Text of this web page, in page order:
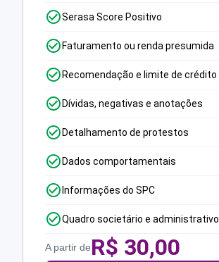
Serasa Score Positivo
Faturamento ou renda presumida
Recomendação e limite de crédito
Dívidas, negativas e anotações
Detalhamento de protestos
Dados comportamentais
Informações do SPC
Quadro societário e administrativo
A partir deR$ 30,00